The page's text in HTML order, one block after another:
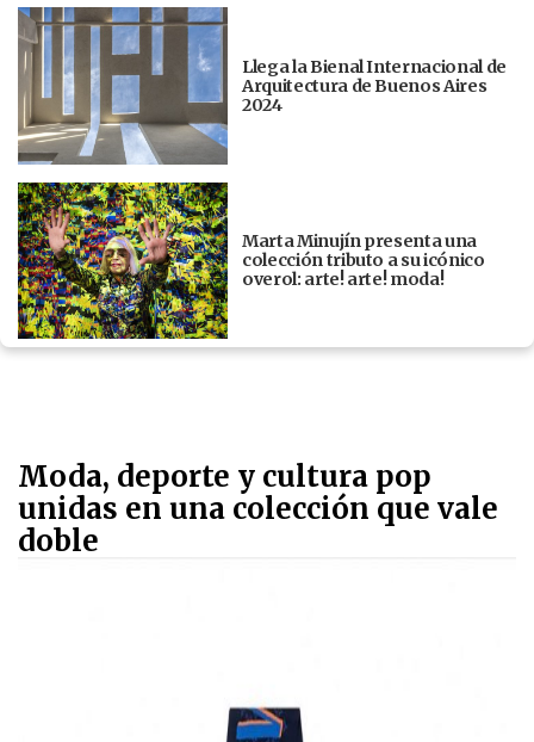
Llega la Bienal Internacional de
Arquitectura de Buenos Aires
2024
Marta Minujín presenta una
colección tributo a su icónico
overol: arte! arte! moda!
Moda, deporte y cultura pop
unidas en una colección que vale
doble